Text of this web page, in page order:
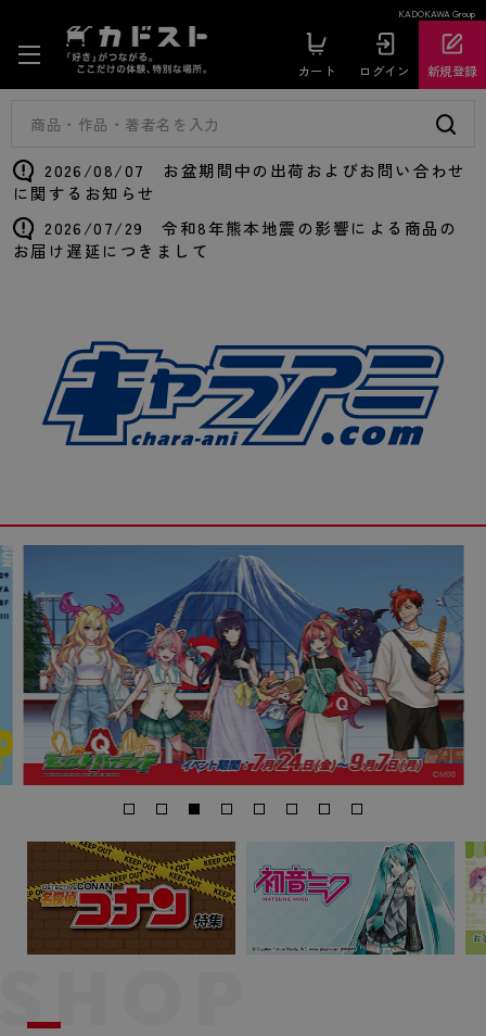
KADOKAWA Group
カート ログイン 新規登録
2026/08/07 お盆期間中の出荷およびお問い合わせ
に関するお知らせ
2026/07/29 令和8年熊本地震の影響による商品の
お届け遅延につきまして